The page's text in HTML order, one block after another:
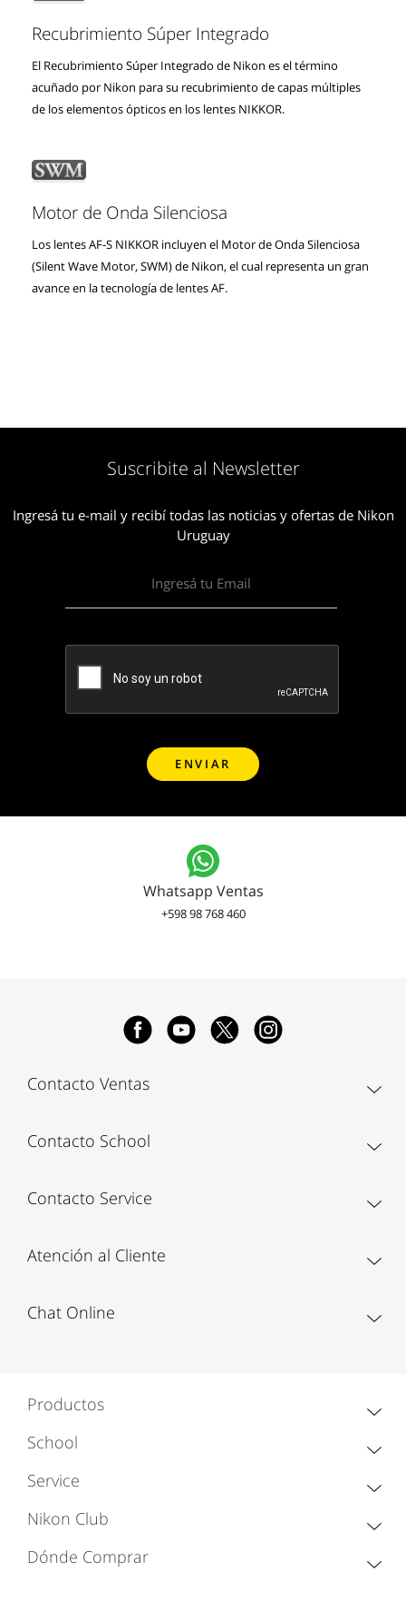
Recubrimiento Súper Integrado
El Recubrimiento Súper Integrado de Nikon es el término
acuñado por Nikon para su recubrimiento de capas múltiples
de los elementos ópticos en los lentes NIKKOR.
Motor de Onda Silenciosa
Los lentes AF-S NIKKOR incluyen el Motor de Onda Silenciosa
(Silent Wave Motor, SWM) de Nikon, el cual representa un gran
avance en la tecnología de lentes AF.
Suscribite al Newsletter
Ingresá tu e-mail y recibí todas las noticias y ofertas de Nikon
Uruguay
Whatsapp Ventas
+598 98 768 460
Contacto Ventas
Contacto School
Contacto Service
Atención al Cliente
Chat Online
Productos
School
Service
Nikon Club
Dónde Comprar